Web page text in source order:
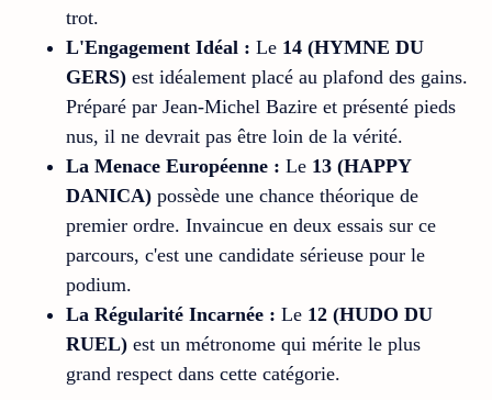
trot.
L'Engagement Idéal : Le 14 (HYMNE DU
GERS) est idéalement placé au plafond des gains.
Préparé par Jean-Michel Bazire et présenté pieds
nus, il ne devrait pas être loin de la vérité.
La Menace Européenne : Le 13 (HAPPY
DANICA) possède une chance théorique de
premier ordre. Invaincue en deux essais sur ce
parcours, c'est une candidate sérieuse pour le
podium.
La Régularité Incarnée : Le 12 (HUDO DU
RUEL) est un métronome qui mérite le plus
grand respect dans cette catégorie.